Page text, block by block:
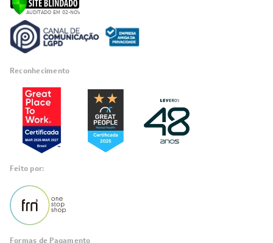
Reconhecimento
Feito por:
Formas de Pagamento